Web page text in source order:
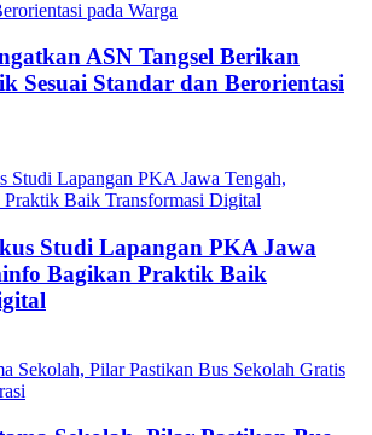
ASN Tangsel Berikan
Sesuai Standar dan Berorientasi
Studi Lapangan PKA Jawa
Bagikan Praktik Baik